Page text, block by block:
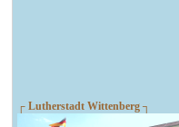
┌ Lutherstadt Wittenberg ┐